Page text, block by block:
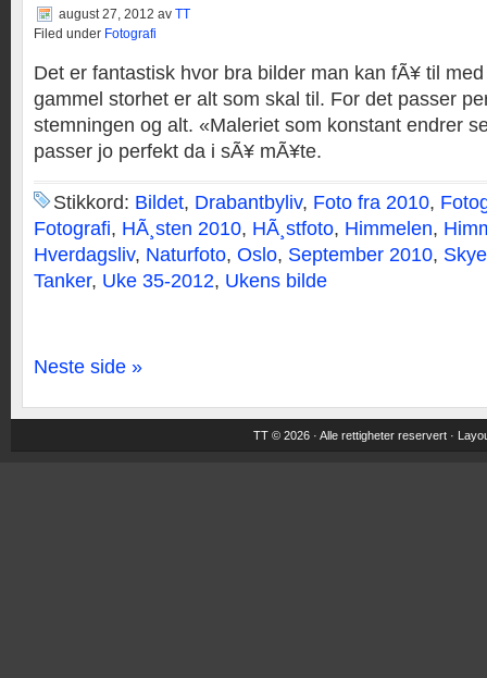
august 27, 2012 av TT
Filed under Fotografi
Det er fantastisk hvor bra bilder man kan fÃ¥ til
gammel storhet er alt som skal til. For det passer
stemningen og alt. «Maleriet som konstant endrer
passer jo perfekt da i sÃ¥ mÃ¥te.
Stikkord: Bildet, Drabantbyliv, Foto fra 2010,
Fotografi, HÃ¸sten 2010, HÃ¸stfoto, Himmelen,
Hverdagsliv, Naturfoto, Oslo, September 2010,
Tanker, Uke 35-2012, Ukens bilde
Neste side »
TT © 2026 · Alle rettigheter reservert ·